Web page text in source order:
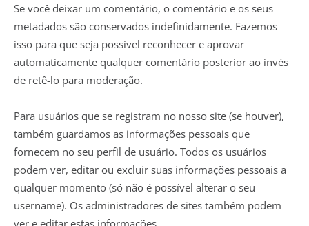
Se você deixar um comentário, o comentário e os seus
metadados são conservados indefinidamente. Fazemos
isso para que seja possível reconhecer e aprovar
automaticamente qualquer comentário posterior ao invés
de retê-lo para moderação.
Para usuários que se registram no nosso site (se houver),
também guardamos as informações pessoais que
fornecem no seu perfil de usuário. Todos os usuários
podem ver, editar ou excluir suas informações pessoais a
qualquer momento (só não é possível alterar o seu
username). Os administradores de sites também podem